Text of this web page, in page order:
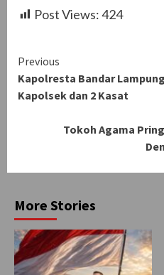
Post Views:424
Continue
Reading
Previous
Kapolresta Bandar
Kapolsek dan 2 Kasat
Tokoh Agama
More Stories